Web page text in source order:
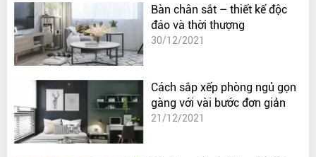
Bàn chân sắt – thiết kế độc
đáo và thời thượng
30/12/2021
Cách sắp xếp phòng ngủ gọn
gàng với vài bước đơn giản
21/12/2021